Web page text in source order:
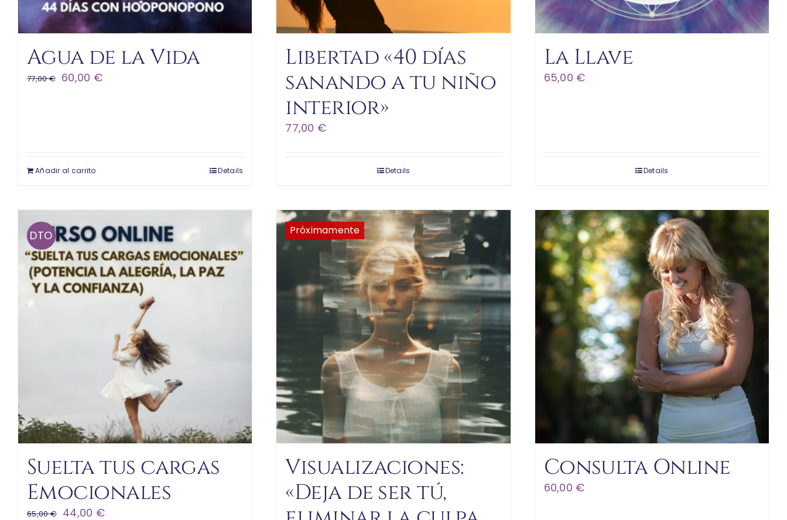
Agua de la Vida
77,00€ El
60,00 €El
Añadir al carrito Details
Libertad «40 días
sanando a tu niño
interior»
77,00 €
Details
La Llave
65,00 €
Details
DTO
Suelta tus cargas
Emocionales
65,00€ El
44,00 €El
Próximamente
Visualizaciones:
«Deja de ser tú,
Consulta Online
60,00 €